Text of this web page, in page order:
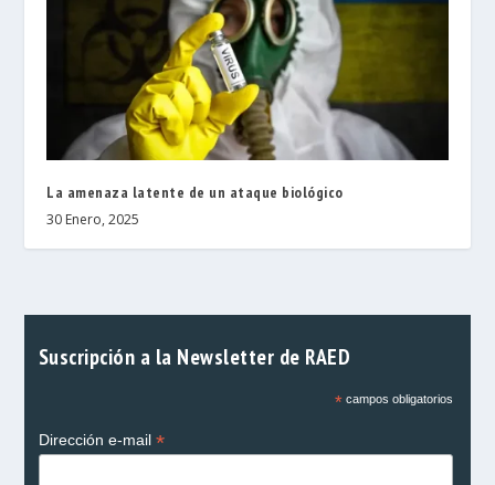
La amenaza latente de un ataque biológico
30 Enero, 2025
Suscripción a la Newsletter de RAED
*campos obligatorios
Dirección e-mail *